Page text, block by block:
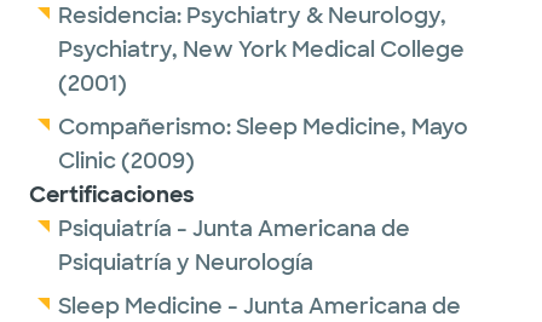
Residencia: Psychiatry & Neurology,
Psychiatry, New York Medical College
(2001)
Compañerismo:Sleep Medicine, Mayo
Clinic(2009)
Certificaciones
Psiquiatría - Junta Americana de
Psiquiatría y Neurología
Sleep Medicine - Junta Americana de